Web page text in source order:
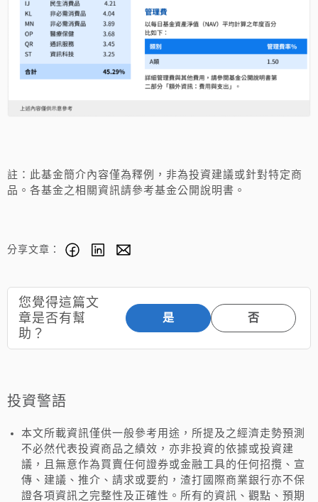
註：此基金簡介內容僅為釋例，非為投資建議或針對特定商
品。各基金之相關資訊請參考基金公開說明書。
分享文章：
您覺得這篇文
章是否有幫
助？
是 否
投資警語
本文所載資訊僅供一般參考用途，所提及之經濟走勢預測
不必然代表投資商品之績效，亦非投資的依據或投資建
議，且無意作為買賣任何證券或金融工具的任何招攬、宣
傳、建議、推介、請求或要約，渣打國際商業銀行亦不保
證各項資訊之完整性及正確性。所有的資訊、觀點、預期